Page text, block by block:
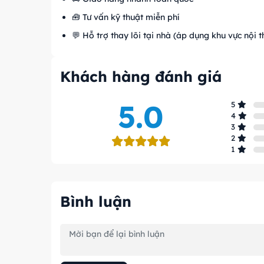
🧰 Tư vấn kỹ thuật miễn phí
💬 Hỗ trợ thay lõi tại nhà (áp dụng khu vực nội
Khách hàng đánh giá
5.0 5
4
3
2
1
Bình luận